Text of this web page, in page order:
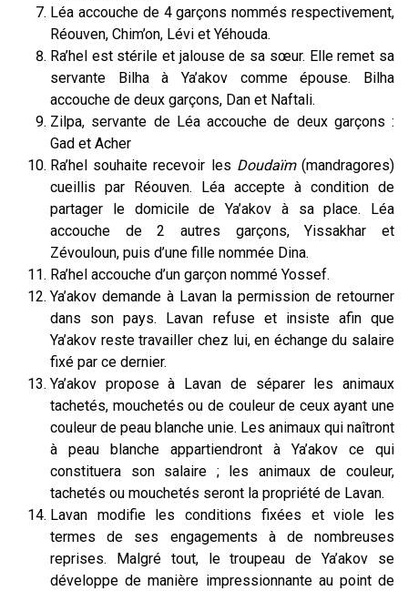
Léa accouche de 4 garçons nommés respectivement,
Réouven, Chim’on, Lévi et Yéhouda.
Ra’hel est stérile et jalouse de sa sœur. Elle remet sa
servante Bilha à Ya’akov comme épouse. Bilha
accouche de deux garçons, Dan et Naftali.
Zilpa, servante de Léa accouche de deux garçons :
Gad et Acher
Ra’hel souhaite recevoir les Doudaïm(mandragores)
cueillis par Réouven. Léa accepte à condition de
partager le domicile de Ya’akov à sa place. Léa
accouche de 2 autres garçons, Yissakhar et
Zévouloun, puis d’une fille nommée Dina.
Ra’hel accouche d’un garçon nommé Yossef.
Ya’akov demande à Lavan la permission de retourner
dans son pays. Lavan refuse et insiste afin que
Ya’akov reste travailler chez lui, en échange du salaire
fixé par ce dernier.
Ya’akov propose à Lavan de séparer les animaux
tachetés, mouchetés ou de couleur de ceux ayant une
couleur de peau blanche unie. Les animaux qui naîtront
à peau blanche appartiendront à Ya’akov ce qui
constituera son salaire ; les animaux de couleur,
tachetés ou mouchetés seront la propriété de Lavan.
Lavan modifie les conditions fixées et viole les
termes de ses engagements à de nombreuses
reprises. Malgré tout, le troupeau de Ya’akov se
développe de manière impressionnante au point de